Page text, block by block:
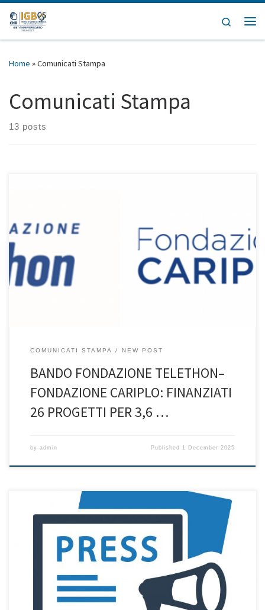
Skip to content Search
Home »Comunicati Stampa
Comunicati Stampa
13 posts
IN CAMPANIA FINANZIATO UN GRUPPO DI RICERCA PER 150MILA
EURO
COMUNICATI STAMPA NEW POST
BANDO FONDAZIONE TELETHON–
FONDAZIONE CARIPLO: FINANZIATI
26 PROGETTI PER 3,6 …
by admin Published 1 December 2025